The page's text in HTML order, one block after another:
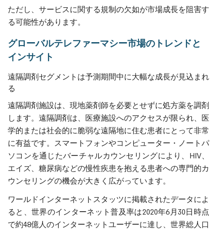
ただし、サービスに関する規制の欠如が市場成長を阻害す
る可能性があります。
グローバルテレファーマシー市場のトレンドと
インサイト
遠隔調剤セグメントは予測期間中に大幅な成長が見込まれ
る
遠隔調剤施設は、現地薬剤師を必要とせずに処方薬を調剤
します。遠隔調剤は、医療施設へのアクセスが限られ、医
学的または社会的に脆弱な遠隔地に住む患者にとって非常
に有益です。スマートフォンやコンピューター・ノートパ
ソコンを通じたバーチャルカウンセリングにより、HIV、
エイズ、糖尿病などの慢性疾患を抱える患者への専門的カ
ウンセリングの機会が大きく広がっています。
ワールドインターネットスタッツに掲載されたデータによ
ると、世界のインターネット普及率は2020年6月30日時点
で約48億人のインターネットユーザーに達し、世界総人口